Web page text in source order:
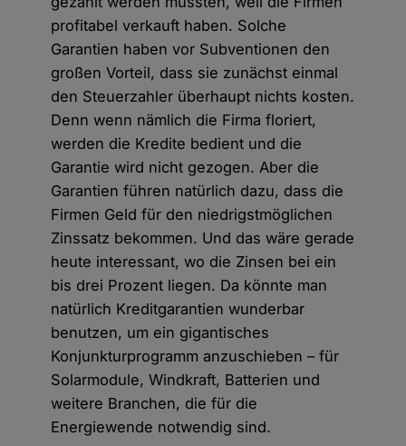
profitabel verkauft haben. Solche
Garantien haben vor Subventionen den
großen Vorteil, dass sie zunächst einmal
den Steuerzahler überhaupt nichts kosten.
Denn wenn nämlich die Firma floriert,
werden die Kredite bedient und die
Garantie wird nicht gezogen. Aber die
Garantien führen natürlich dazu, dass die
Firmen Geld für den niedrigstmöglichen
Zinssatz bekommen. Und das wäre gerade
heute interessant, wo die Zinsen bei ein
bis drei Prozent liegen. Da könnte man
natürlich Kreditgarantien wunderbar
benutzen, um ein gigantisches
Konjunkturprogramm anzuschieben – für
Solarmodule, Windkraft, Batterien und
weitere Branchen, die für die
Energiewende notwendig sind.